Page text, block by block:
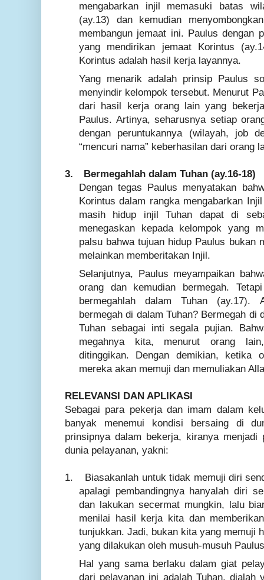
mengabarkan injil memasuki batas
(ay.13) dan kemudian
membangun jemaat ini. Paulus dengan
yang mendirikan jemaat Korintus
Korintus adalah hasil kerja layannya.
Yang menarik adalah prinsip Paulus
menyindir kelompok tersebut. Menurut
dari hasil kerja orang lain yang
Paulus. Artinya, seharusnya setiap
dengan peruntukannya (wilayah, job
“mencuri nama” keberhasilan dari orang
3.
Bermegahlah dalam Tuhan (ay.16-18)
Dengan tegas Paulus menyatakan
Korintus dalam rangka mengabarkan
masih hidup injil Tuhan dapat di
menegaskan kepada kelompok yang
palsu bahwa tujuan hidup Paulus bukan
melainkan memberitakan Injil.
Selanjutnya, Paulus meyampaikan
orang dan kemudian bermegah.
bermegahlah dalam Tuhan (ay.17).
bermegah di dalam Tuhan? Bermegah di
Tuhan sebagai inti segala pujian.
megahnya kita, menurut orang
ditinggikan. Dengan demikian, ketika
mereka akan memuji dan memuliakan
RELEVANSI DAN APLIKASI
Sebagai para pekerja dan imam dalam
banyak menemui kondisi bersaing di
prinsipnya dalam bekerja, kiranya
dunia pelayanan, yakni:
1.
Biasakanlah untuk tidak memuji diri
apalagi pembandingnya hanyalah diri
dan lakukan secermat mungkin, lalu
menilai hasil kerja kita dan
tunjukkan. Jadi, bukan kita yang memuji
yang dilakukan oleh musuh-musuh
Hal yang sama berlaku dalam giat
dari pelayanan ini adalah Tuhan, dialah